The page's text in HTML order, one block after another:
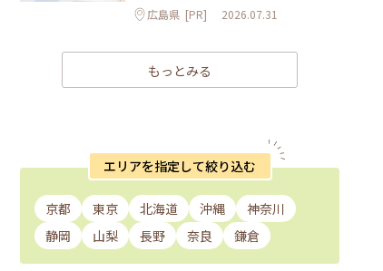
広島県 [PR] 2026.07.31
もっとみる
エリアを指定して絞り込む
京都 東京 北海道 沖縄
神奈川
静岡
山梨 長野 奈良 鎌倉